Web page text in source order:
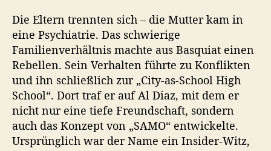
Die Eltern trennten sich – die Mutter kam in
eine Psychiatrie. Das schwierige
Familienverhältnis machte aus Basquiat einen
Rebellen. Sein Verhalten führte zu Konflikten
und ihn schließlich zur „City-as-School High
School“. Dort traf er auf Al Diaz, mit dem er
nicht nur eine tiefe Freundschaft, sondern
auch das Konzept von „SAMO“ entwickelte.
Ursprünglich war der Name ein Insider-Witz,